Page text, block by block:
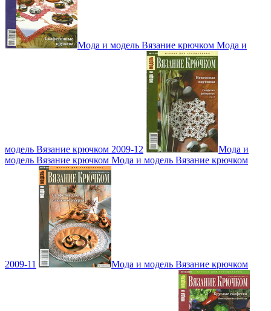
Мода и модель Вязание крючком Мода и
модель Вязание крючком 2009-12
Мода и
модель Вязание крючком Мода и модель Вязание крючком
2009-11 Мода и модель Вязание крючком